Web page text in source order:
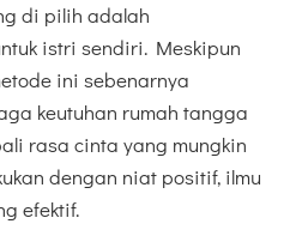
di pilih adalah
istri sendiri. Meskipun
ini sebenarnya
keutuhan rumah tangga
rasa cinta yang mungkin
dengan niat positif, ilmu
efektif.